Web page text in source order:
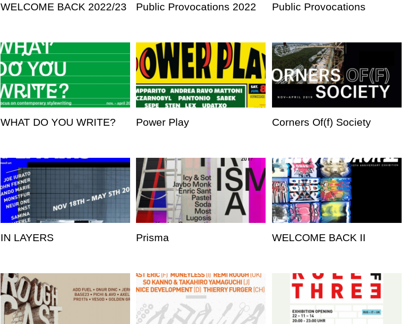
WELCOME BACK 2022/23 Public Provocations 2022 Public Provocations
WHAT DO YOU WRITE? Power Play Corners Of(f) Society
IN LAYERS Prisma WELCOME BACK II